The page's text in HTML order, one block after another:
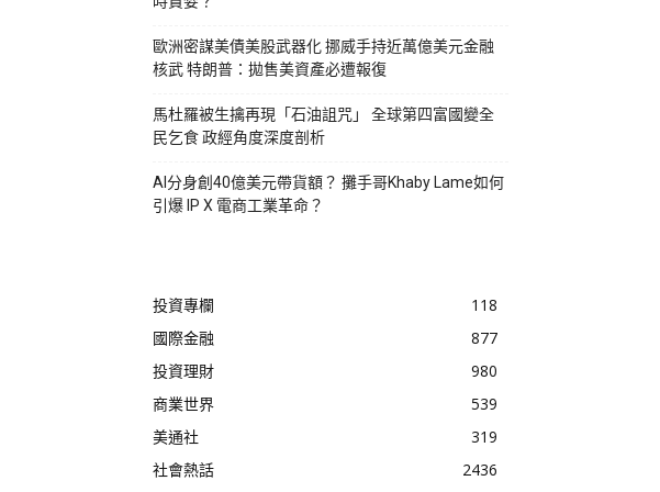
歐洲密謀美債美股武器化 挪威手持近萬億美元金融
核武 特朗普：拋售美資產必遭報復
馬杜羅被生擒再現「石油詛咒」 全球第四富國變全
民乞食 政經角度深度剖析
AI分身創40億美元帶貨額？ 攤手哥Khaby Lame如何
引爆 IP X 電商工業革命？
投資專欄
118
國際金融
877
投資理財
980
商業世界
539
美通社
319
社會熱話
2436